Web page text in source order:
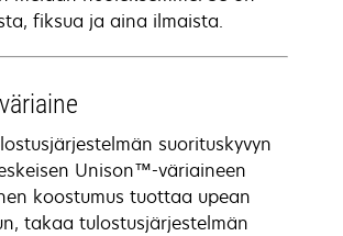
fiksua ja aina ilmaista.
suorituskyvyn
Unison™-väriaineen
koostumus tuottaa upean
takaa tulostusjärjestelmän